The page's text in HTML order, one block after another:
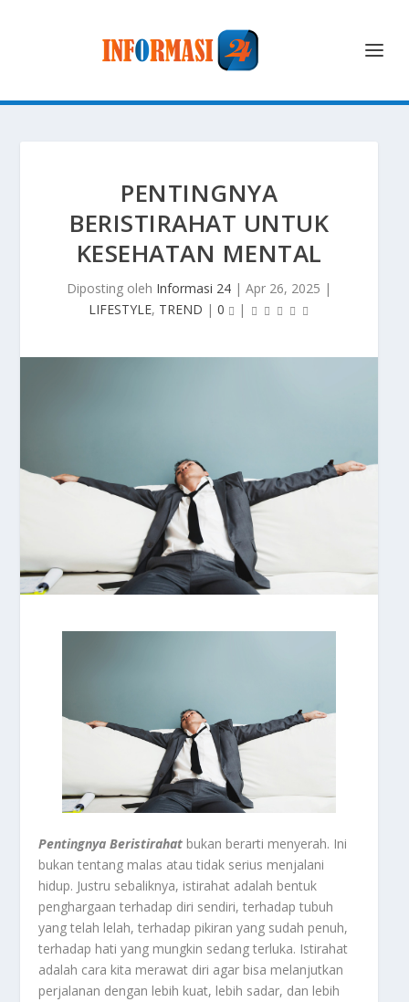
PENTINGNYA
BERISTIRAHAT UNTUK
KESEHATAN MENTAL
Diposting oleh Informasi 24 | Apr 26, 2025 |
LIFESTYLE, TREND | 0 |
Pentingnya Beristirahat bukan berarti menyerah. Ini
bukan tentang malas atau tidak serius menjalani
hidup. Justru sebaliknya, istirahat adalah bentuk
penghargaan terhadap diri sendiri, terhadap tubuh
yang telah lelah, terhadap pikiran yang sudah penuh,
terhadap hati yang mungkin sedang terluka. Istirahat
adalah cara kita merawat diri agar bisa melanjutkan
perjalanan dengan lebih kuat, lebih sadar, dan lebih